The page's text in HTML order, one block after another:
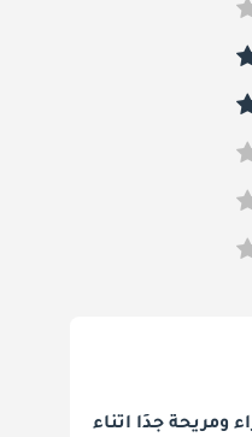
ومريحة جدًا أثناء الرحلات